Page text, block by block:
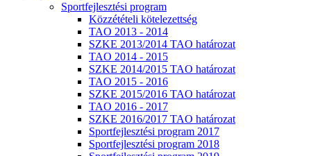
Sportfejlesztési program
Közzétételi kötelezettség
TAO 2013 - 2014
SZKE 2013/2014 TAO határozat
TAO 2014 - 2015
SZKE 2014/2015 TAO határozat
TAO 2015 - 2016
SZKE 2015/2016 TAO határozat
TAO 2016 - 2017
SZKE 2016/2017 TAO határozat
Sportfejlesztési program 2017
Sportfejlesztési program 2018